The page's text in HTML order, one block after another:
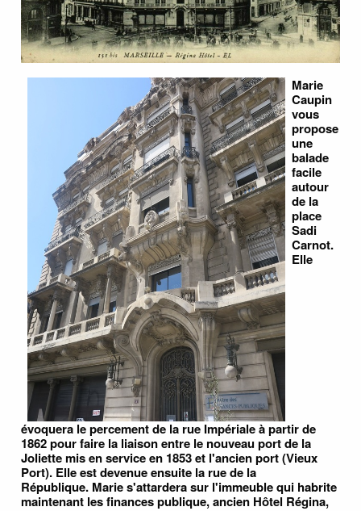
Marie
Caupin
vous
propose
une
balade
facile
autour
de la
place
Sadi
Carnot.
Elle
évoquera le percement de la rue Impériale à partir de
1862 pour faire la liaison entre le nouveau port de la
Joliette mis en service en 1853 et l'ancien port (Vieux
Port). Elle est devenue ensuite la rue de la
République. Marie s'attardera sur l'immeuble qui habrite
maintenant les finances publique, ancien Hôtel Régina,